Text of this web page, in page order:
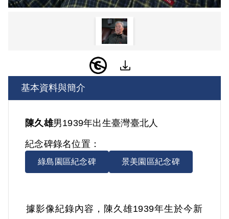
基本資料與簡介
陳久雄男1939年出生臺灣臺北人
紀念碑錄名位置：
綠島園區紀念碑 景美園區紀念碑
據影像紀錄內容，陳久雄1939年生於今新